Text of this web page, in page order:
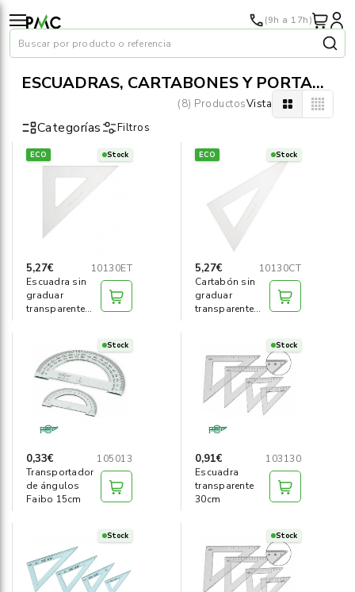
Material oficina
›
Tinta y tóner
Informática ›
Mobiliario
Seguridad ›
(9h a 17h)
Buscar por producto o referencia
ESCUADRAS, CARTABONES Y PORTAÁNGULOS
Categorías Filtros
(8) ProductosVista
ECO Stock
5,27€
10130ET
Escuadra sin
graduar
transparente
ECO Stock
5,27€
10130CT
Cartabón sin
graduar
transparente
Stock
0,33€
105013
Transportador
de ángulos
Faibo 15cm
Stock
0,91€
103130
Escuadra
transparente
30cm
Stock Stock